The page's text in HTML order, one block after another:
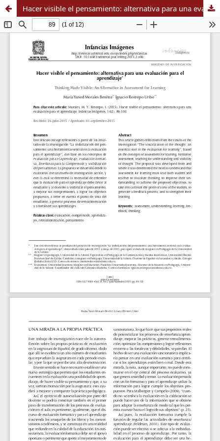
Hacer visible el pensamiento: alternativa para una evaluación para el aprendizaje